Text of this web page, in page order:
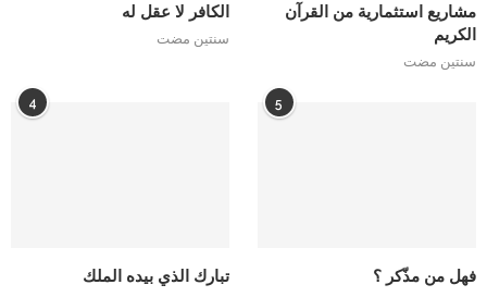
الكافر لا عقل له
سنتين مضت
مشاريع استثمارية من القرآن
الكريم
سنتين مضت
4
تبارك الذي بيده الملك
5
فهل من مذّكر ؟